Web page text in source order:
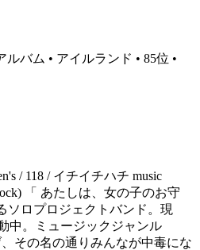
ルバム • アイルランド • 85位 •
/ 118 / イチイチハチ music
「 あたしは、女の子のお守
ソロプロジェクトバンド。現
中。ミュージックジャンル
、その名の通りみんなが中毒にな